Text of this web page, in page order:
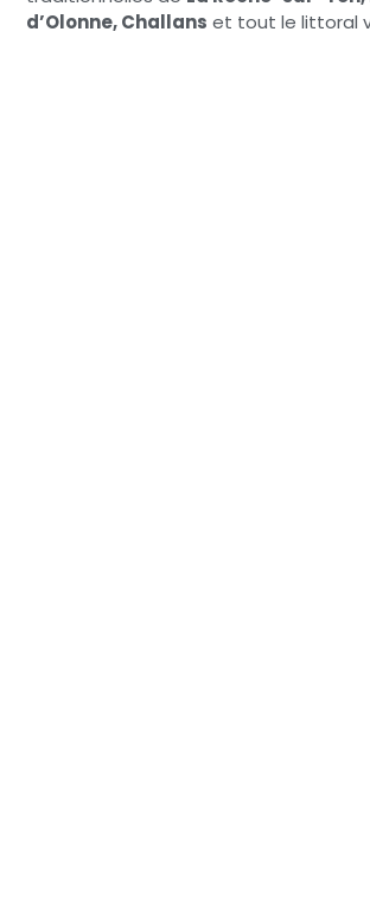
d’Olonne, Challans et tout le littoral